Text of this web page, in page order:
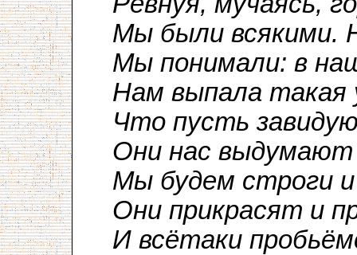
Мы были всякими.
Мы понимали: в
Нам выпала такая
Что пусть
Они нас
Мы будем строги
Они прикрасят и
И всётаки